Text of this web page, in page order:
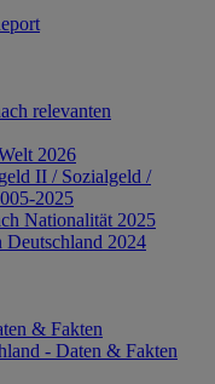
relevanten
2026
II / Sozialgeld /
2025
Nationalität 2025
2024
& Fakten
- Daten & Fakten